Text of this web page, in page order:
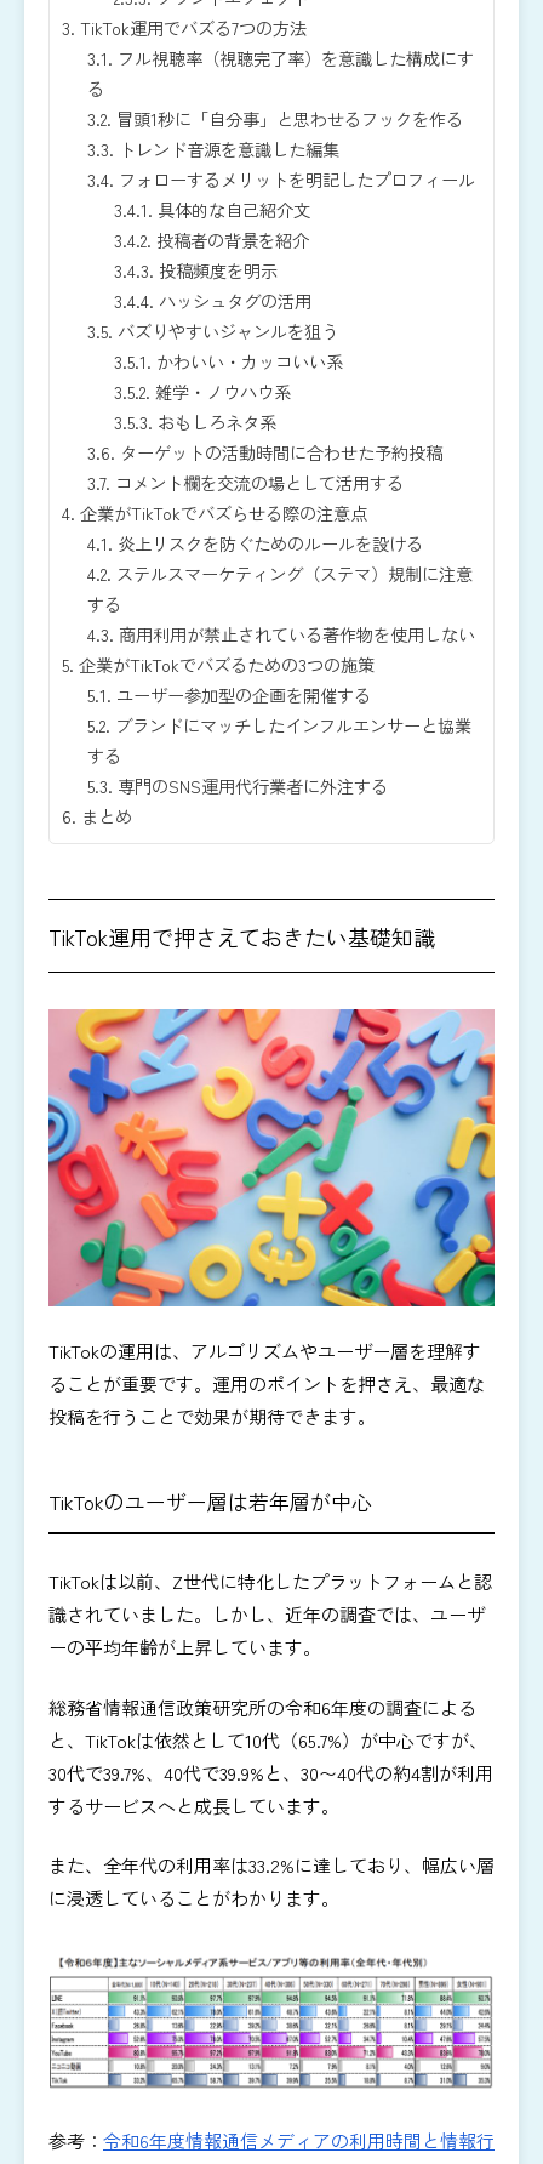
3. TikTok運用でバズる7つの方法
3.1. フル視聴率（視聴完了率）を意識した構成にす
る
3.2. 冒頭1秒に「自分事」と思わせるフックを作る
3.3. トレンド音源を意識した編集
3.4. フォローするメリットを明記したプロフィール
3.4.1. 具体的な自己紹介文
3.4.2. 投稿者の背景を紹介
3.4.3. 投稿頻度を明示
3.4.4. ハッシュタグの活用
3.5. バズりやすいジャンルを狙う
3.5.1. かわいい・カッコいい系
3.5.2. 雑学・ノウハウ系
3.5.3. おもしろネタ系
3.6. ターゲットの活動時間に合わせた予約投稿
3.7. コメント欄を交流の場として活用する
4. 企業がTikTokでバズらせる際の注意点
4.1. 炎上リスクを防ぐためのルールを設ける
4.2. ステルスマーケティング（ステマ）規制に注意
する
4.3. 商用利用が禁止されている著作物を使用しない
5. 企業がTikTokでバズるための3つの施策
5.1. ユーザー参加型の企画を開催する
5.2. ブランドにマッチしたインフルエンサーと協業
する
5.3. 専門のSNS運用代行業者に外注する
6. まとめ
TikTok運用で押さえておきたい基礎知識
TikTokの運用は、アルゴリズムやユーザー層を理解す
ることが重要です。運用のポイントを押さえ、最適な
投稿を行うことで効果が期待できます。
TikTokのユーザー層は若年層が中心
TikTokは以前、Z世代に特化したプラットフォームと認
識されていました。しかし、近年の調査では、ユーザ
ーの平均年齢が上昇しています。
総務省情報通信政策研究所の令和6年度の調査による
と、TikTokは依然として10代（65.7%）が中心ですが、
30代で39.7%、40代で39.9%と、30〜40代の約4割が利用
するサービスへと成長しています。
また、全年代の利用率は33.2%に達しており、幅広い層
に浸透していることがわかります。
参考： 令和6年度情報通信メディアの利用時間と情報行